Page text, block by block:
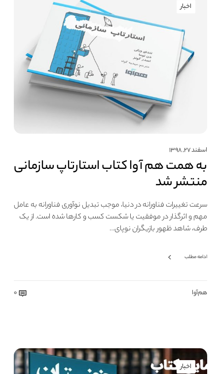
اخبار
اسفند ۲۷, ۱۳۹۸
به همت هم آوا کتاب استارتاپ سازمانی
منتشر شد
سرعت تغییرات فناورانه در دنیا، موجب تبدیل نوآوری فناورانه به عامل
مهم و اثرگذار در موفقیت یا شکست کسب و کارها شده است. از یک
طرف، شاهد ظهور بازیگران نوپای…
ادامه مطلب
هم‌آوا 0
اخبار